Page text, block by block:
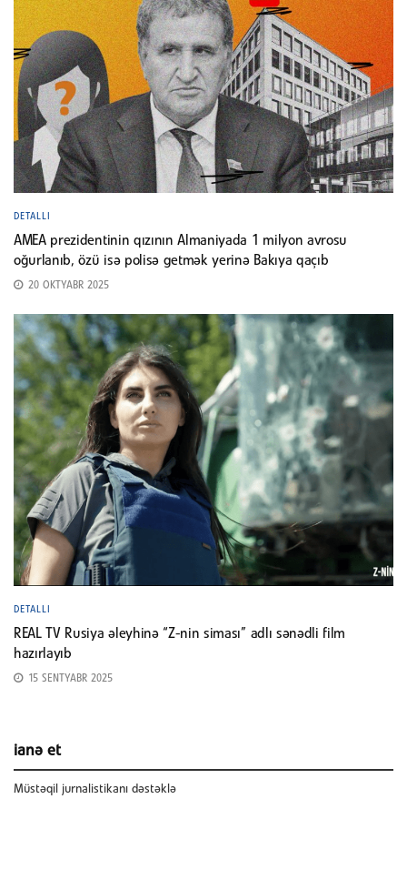
DETALLI
AMEA prezidentinin qızının Almaniyada 1 milyon avrosu
oğurlanıb, özü isə polisə getmək yerinə Bakıya qaçıb
20 OKTYABR 2025
DETALLI
REAL TV Rusiya əleyhinə “Z-nin siması” adlı sənədli film
hazırlayıb
15 SENTYABR 2025
ianə et
Müstəqil jurnalistikanı dəstəklə